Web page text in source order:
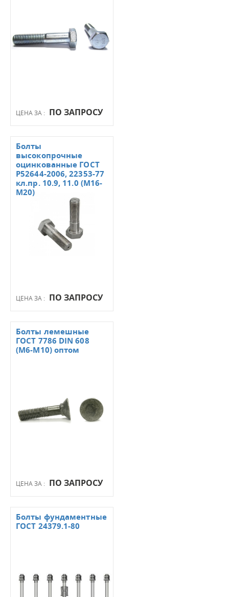
ЦЕНА ЗА : ПО ЗАПРОСУ
ЦЕНА ЗА : ПО ЗАПРОСУ
Болты
высокопрочные
оцинкованные ГОСТ
Р52644-2006, 22353-77
кл.пр. 10.9, 11.0 (М16-
М20)
ЦЕНА ЗА : ПО ЗАПРОСУ
Болты лемешные
ГОСТ 7786 DIN 608
(М6-М10) оптом
Болты фундаментные
ГОСТ 24379.1-80